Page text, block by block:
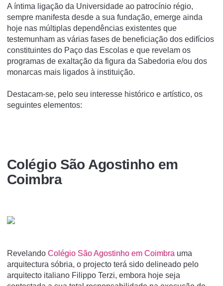
A íntima ligação da Universidade ao patrocínio régio,
sempre manifesta desde a sua fundação, emerge ainda
hoje nas múltiplas dependências existentes que
testemunham as várias fases de beneficiação dos edifícios
constituintes do Paço das Escolas e que revelam os
programas de exaltação da figura da Sabedoria e/ou dos
monarcas mais ligados à instituição.
Destacam-se, pelo seu interesse histórico e artístico, os
seguintes elementos:
Colégio São Agostinho em
Coimbra
Revelando Colégio São Agostinho em Coimbra uma
arquitectura sóbria, o projecto terá sido delineado pelo
arquitecto italiano Filippo Terzi, embora hoje seja